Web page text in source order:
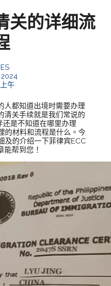
关的详细流
午
人都知道出境时需要办理
清关手续就是我们常说的
是不知道在哪里办理
的材料和流程是什么。今
及的介绍一下菲律宾ECC
能帮到您！